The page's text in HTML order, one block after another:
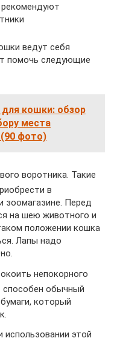
ведут себя
помочь следующие
для кошки: обзор
места
фото)
воротника. Такие
в
зоомагазине. Перед
на шею животного и
положении кошка
Лапы надо
непокорного
обычный
который
этой